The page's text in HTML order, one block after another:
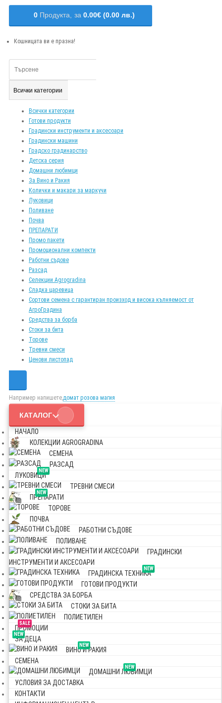
0 Продукта, за 0.00€ (0.00 лв.)
Кошницата ви е празна!
Всички категории
Всички категории
Готови продукти
Градински инструменти и аксесоари
Градински машини
Градско градинарство
Детска серия
Домашни любимци
За Вино и Ракия
Колички и макари за маркучи
Луковици
Поливане
Почва
ПРЕПАРАТИ
Промо пакети
Промоционални компекти
Работни съдове
Разсад
Селекции Agrogradina
Сладка царевица
Сортови семена с гарантиран произход и висока кълняемост от
АгроГрадина
Средства за борба
Стоки за бита
Торове
Тревни смеси
Ценови листопад
Например напишете,домат розова магия
КАТАЛОГ
НАЧАЛО
КОЛЕКЦИИ AGROGRADINA
СЕМЕНА
РАЗСАД
NEW
ЛУКОВИЦИ
ТРЕВНИ СМЕСИ
NEW
ПРЕПАРАТИ
ТОРОВЕ
ПОЧВА
РАБОТНИ СЪДОВЕ
ПОЛИВАНЕ
ГРАДИНСКИ
ИНСТРУМЕНТИ И АКСЕСОАРИ
NEW
ГРАДИНСКА ТЕХНИКА
ГОТОВИ ПРОДУКТИ
СРЕДСТВА ЗА БОРБА
СТОКИ ЗА БИТА
ПОЛИЕТИЛЕН
SALE
ПРОМОЦИИ
NEW
ЗА ДЕЦА
NEW
ВИНО И РАКИЯ
СЕМЕНА
NEW
ДОМАШНИ ЛЮБИМЦИ
УСЛОВИЯ ЗА ДОСТАВКА
КОНТАКТИ